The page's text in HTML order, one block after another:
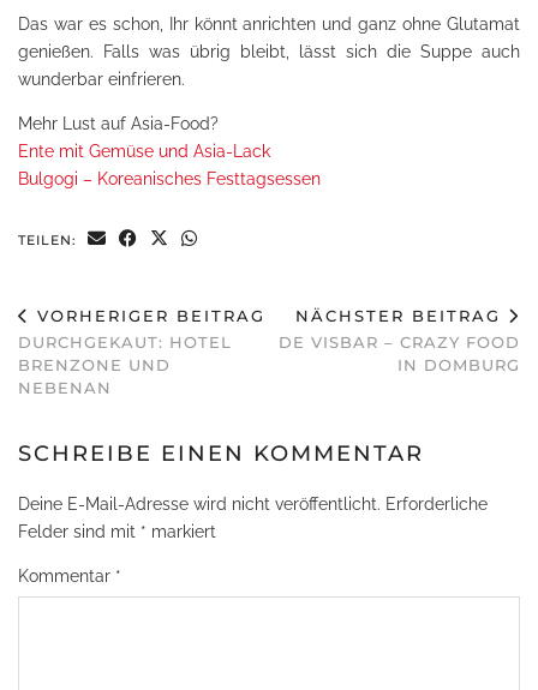
Das war es schon, Ihr könnt anrichten und ganz ohne Glutamat
genießen. Falls was übrig bleibt, lässt sich die Suppe auch
wunderbar einfrieren.
Mehr Lust auf Asia-Food?
Ente mit Gemüse und Asia-Lack
Bulgogi – Koreanisches Festtagsessen
TEILEN:
VORHERIGER BEITRAG
DURCHGEKAUT: HOTEL
BRENZONE UND
NEBENAN
NÄCHSTER BEITRAG
DE VISBAR – CRAZY FOOD
IN DOMBURG
SCHREIBE EINEN KOMMENTAR
Deine E-Mail-Adresse wird nicht veröffentlicht. Erforderliche
Felder sind mit * markiert
Kommentar *